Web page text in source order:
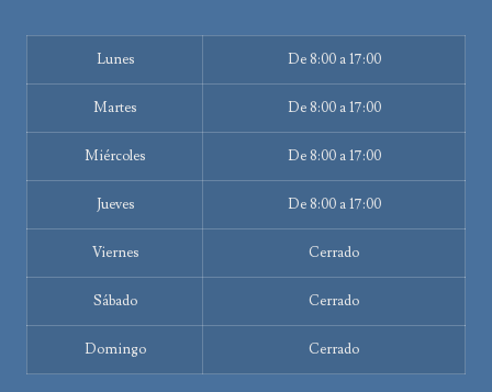
Lunes De 8:00 a 17:00
Martes De 8:00 a 17:00
Miércoles De 8:00 a 17:00
Jueves De 8:00 a 17:00
Viernes Cerrado
Sábado Cerrado
Domingo Cerrado